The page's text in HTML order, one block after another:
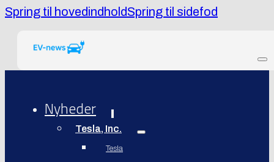
Spring til hovedindholdSpring til sidefod
Nyheder
Tesla, Inc.
Tesla